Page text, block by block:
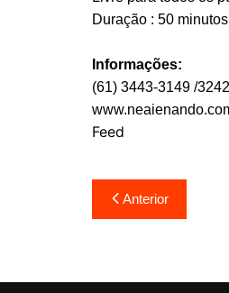
Duração : 50 minutos
Informações:
(61) 3443-3149 /
Feed
Navegação
de
Anterior